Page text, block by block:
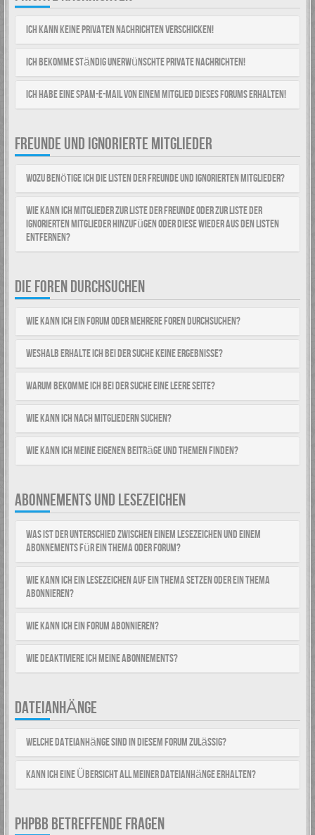
Ich kann keine Privaten Nachrichten verschicken!
Ich bekomme ständig unerwünschte Private Nachrichten!
Ich habe eine Spam-E-Mail von einem Mitglied dieses Forums erhalten!
FREUNDE UND IGNORIERTE MITGLIEDER
Wozu benötige ich die Listen der Freunde und ignorierten Mitglieder?
Wie kann ich Mitglieder zur Liste der Freunde oder zur Liste der
ignorierten Mitglieder hinzufügen oder diese wieder aus den Listen
entfernen?
DIE FOREN DURCHSUCHEN
Wie kann ich ein Forum oder mehrere Foren durchsuchen?
Weshalb erhalte ich bei der Suche keine Ergebnisse?
Warum bekomme ich bei der Suche eine leere Seite?
Wie kann ich nach Mitgliedern suchen?
Wie kann ich meine eigenen Beiträge und Themen finden?
ABONNEMENTS UND LESEZEICHEN
Was ist der Unterschied zwischen einem Lesezeichen und einem
Abonnements für ein Thema oder Forum?
Wie kann ich ein Lesezeichen auf ein Thema setzen oder ein Thema
abonnieren?
Wie kann ich ein Forum abonnieren?
Wie deaktiviere ich meine Abonnements?
DATEIANHÄNGE
Welche Dateianhänge sind in diesem Forum zulässig?
Kann ich eine Übersicht all meiner Dateianhänge erhalten?
PHPBB BETREFFENDE FRAGEN